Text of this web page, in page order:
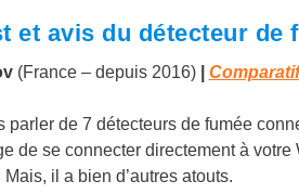
et avis du détecteur de
(France – depuis 2016)
parler de 7 détecteurs de fumée
de se connecter directement à
il a bien d’autres atouts.